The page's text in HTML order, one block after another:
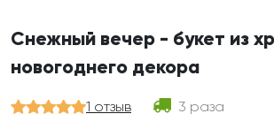
Снежный вечер - букет из
новогоднего декора
1 отзыв 3 раза